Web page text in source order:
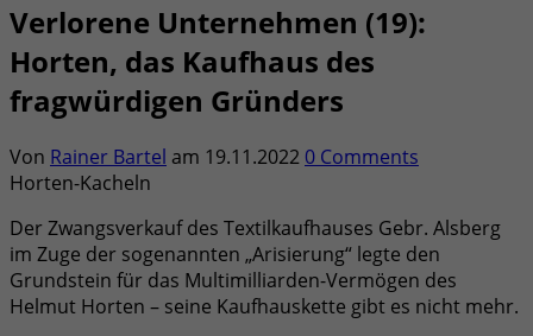
Verlorene Unternehmen (19):
Horten, das Kaufhaus des
fragwürdigen Gründers
Von Rainer Bartel am 19.11.2022 0 Comments
Horten-Kacheln
Der Zwangsverkauf des Textilkaufhauses Gebr. Alsberg
im Zuge der sogenannten „Arisierung“ legte den
Grundstein für das Multimilliarden-Vermögen des
Helmut Horten – seine Kaufhauskette gibt es nicht mehr.